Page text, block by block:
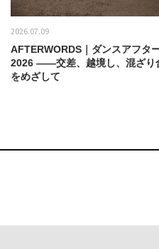
2026.07.09
AFTERWORDS｜ダンスアフタ
2026 ——交差、越境し、混ざり
をめざして